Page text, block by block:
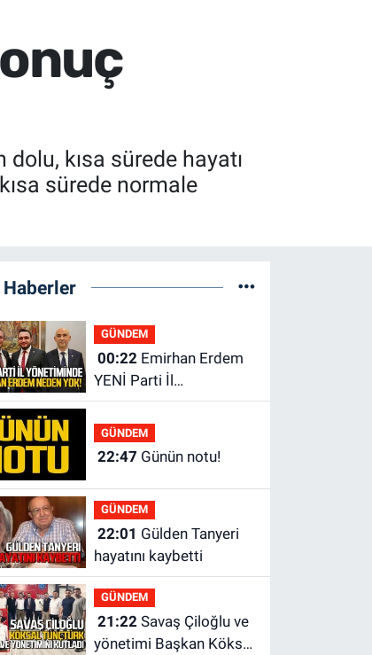
kısa sürede hayatı
sürede normale
Haberler
GÜNDEM
00:22Emirhan Erdem
YENİ Parti İl
yönetiminden neden
yok?
GÜNDEM
22:47 Günün notu!
GÜNDEM
22:01
hayatını kaybetti
GÜNDEM
21:22Savaş Çiloğlu ve
yönetimi Başkan Köksal